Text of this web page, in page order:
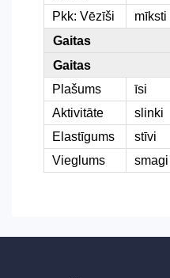
Pkk: Vēzīši
mīksti
Gaitas
Gaitas
Plašums
īsi
Aktivitāte
slinki
Elastīgums
stīvi
Vieglums
smagi